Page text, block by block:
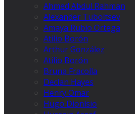
Ahmed Abdul Rahman
Alexander Tuboltsev
Amaya Rubio Ortega
Atilio Borón
Arthur González
Atilio Borón
Bruna Fracolla
Declan Hayes
Henry Omar
Hugo Dionísio